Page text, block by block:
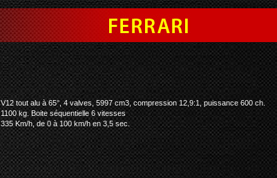
ferrari 575 gtc
V12 tout alu à 65°, 4 valves, 5997 cm3, compression 12,9:1, puissance 600 ch.
1100 kg. Boite séquentielle 6 vitesses
335 Km/h, de 0 à 100 km/h en 3,5 sec.